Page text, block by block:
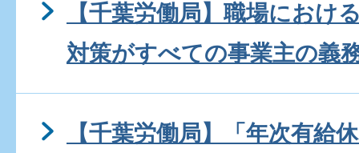
【千葉労働局】職場におけ
対策がすべての事業主の義
【千葉労働局】「年次有給